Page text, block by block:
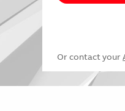
Or contact your